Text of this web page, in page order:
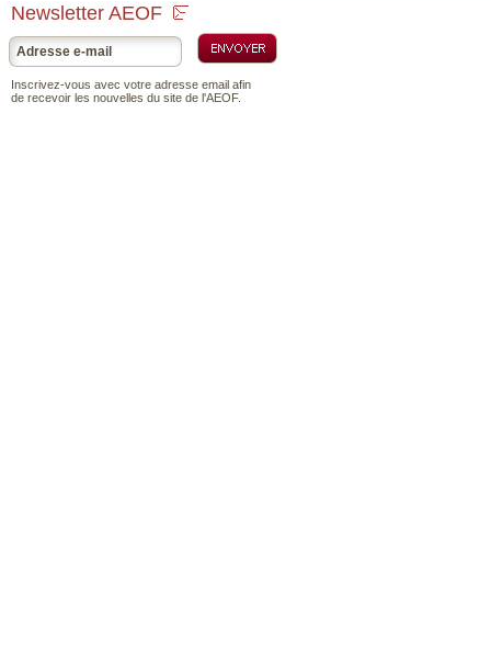
Newsletter AEOF
Inscrivez-vous avec votre adresse email afin
de recevoir les nouvelles du site de l'AEOF.